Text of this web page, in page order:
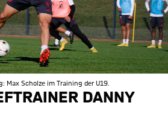
Max Scholze im Training der U19.
DANNY